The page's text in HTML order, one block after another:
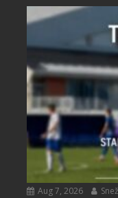
Aug 7, 2026